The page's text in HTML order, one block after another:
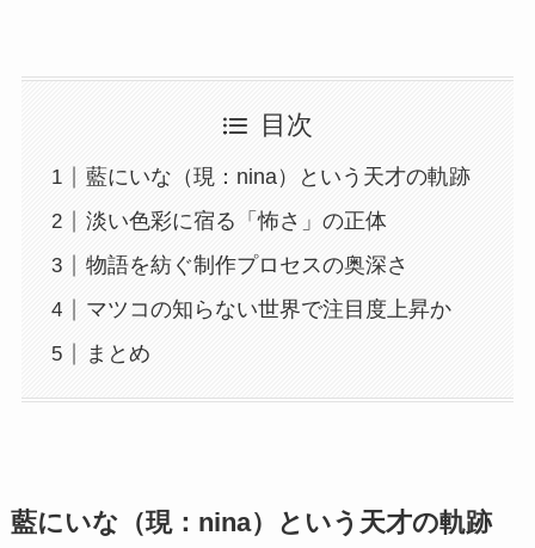
目次
藍にいな（現：nina）という天才の軌跡
淡い色彩に宿る「怖さ」の正体
物語を紡ぐ制作プロセスの奥深さ
マツコの知らない世界で注目度上昇か
まとめ
藍にいな（現：nina）という天才の軌跡